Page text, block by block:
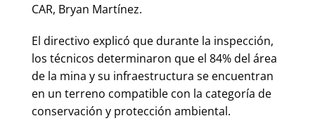
CAR, Bryan Martínez.
El directivo explicó que durante la inspección,
los técnicos determinaron que el 84% del área
de la mina y su infraestructura se encuentran
en un terreno compatible con la categoría de
conservación y protección ambiental.